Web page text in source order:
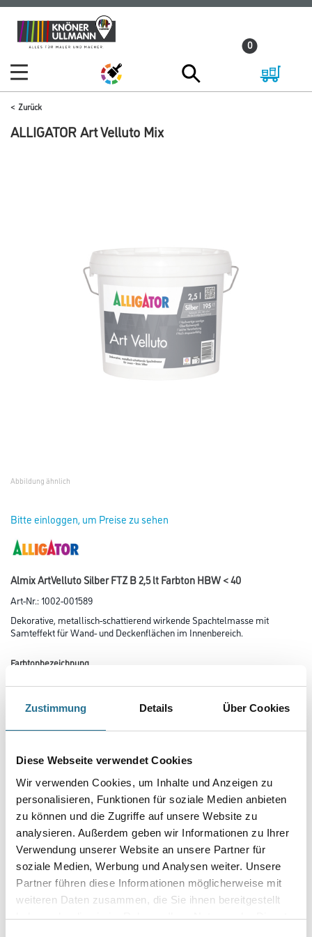
Zustimmung Details Über Cookies
Diese Webseite verwendet Cookies
Wir verwenden Cookies, um Inhalte und Anzeigen zu
personalisieren, Funktionen für soziale Medien anbieten
zu können und die Zugriffe auf unsere Website zu
analysieren. Außerdem geben wir Informationen zu Ihrer
Verwendung unserer Website an unsere Partner für
soziale Medien, Werbung und Analysen weiter. Unsere
Partner führen diese Informationen möglicherweise mit
weiteren Daten zusammen, die Sie ihnen bereitgestellt
haben oder die sie im Rahmen Ihrer Nutzung der Dienste
Zum
Inhalt
Zum
Navigationsmenü
0
Zurück
ALLIGATOR Art Velluto Mix
Abbildung ähnlich
Bitte einloggen, um Preise zu sehen
Almix ArtVelluto Silber FTZ B 2,5 lt Farbton HBW < 40
Art-Nr.:1002-001589
Dekorative, metallisch-schattierend wirkende Spachtelmasse mit
Samteffekt für Wand- und Deckenflächen im Innenbereich.
Farbtonbezeichnung
Umrechnungsfaktoren
Zur Farbauswahl für Ihren Wunschfarbton
Zur Weißware